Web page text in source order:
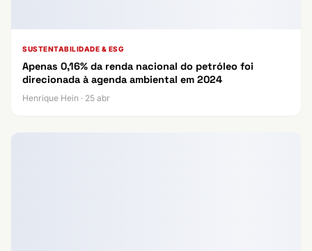
SUSTENTABILIDADE & ESG
Apenas 0,16% da renda nacional do petróleo foi
direcionada à agenda ambiental em 2024
Henrique Hein · 25 abr